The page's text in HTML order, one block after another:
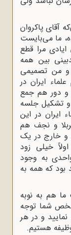
آقای پاکروان
ما می‌بایست
ایادی مرا قطع
بین همه
و من تصمیمی
ایران در
و دور هم جمع
و تشکیل جلسه
ایران در این
و نجف هم
و خارج در یک
خیلی زود
به وجود
بود که همه به
هم به نوبه
شما توجه
نمایید و در هر
هستیم.